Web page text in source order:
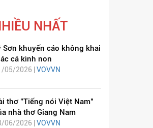
NHẤT
Sơn khuyến cáo không khai
cá kình non
05/2026 | VOVVN
thơ "Tiếng nói Việt Nam"
nhà thơ Giang Nam
06/2026 | VOVVN